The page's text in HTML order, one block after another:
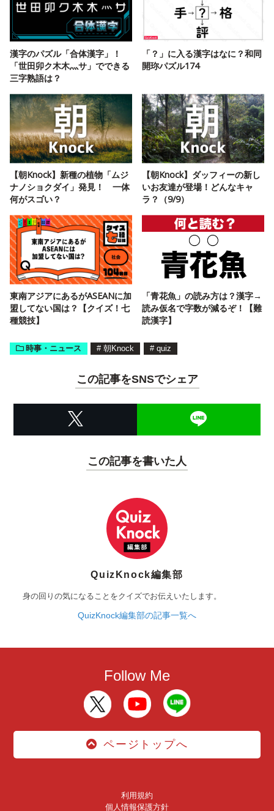
漢字のパズル「合体漢字」！
「世田卯ク木木灬サ」でできる
三字熟語は？
「？」に入る漢字はなに？和同
開珎パズル174
【朝Knock】新種の植物「ムジ
ナノショクダイ」発見！ 一体
何がスゴい？
【朝Knock】ダッフィーの新し
いお友達が登場！どんなキャ
ラ？（9/9）
東南アジアにあるがASEANに加
盟してない国は？【クイズ！七
種競技】
「青花魚」の読み方は？漢字→
読み仮名で字数が減るぞ！【難
読漢字】
時事・ニュース # 朝Knock # quiz
この記事をSNSでシェア
この記事を書いた人
QuizKnock編集部
身の回りの気になることをクイズでお伝えいたします。
QuizKnock編集部の記事一覧へ
Follow Me
ページトップへ
利用規約
個人情報保護方針